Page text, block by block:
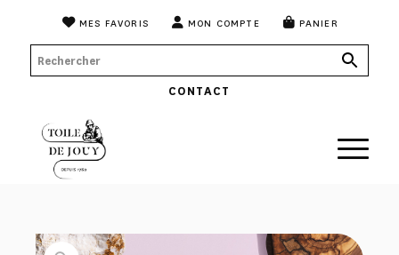
MES FAVORIS MON COMPTE PANIER
CONTACT